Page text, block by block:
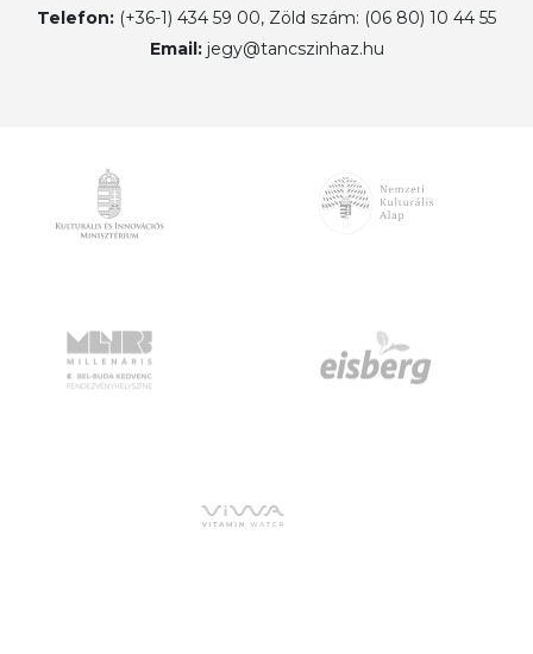
Telefon: (+36-1) 434 59 00, Zöld szám: (06 80) 10 44 55
Email: jegy@tancszinhaz.hu